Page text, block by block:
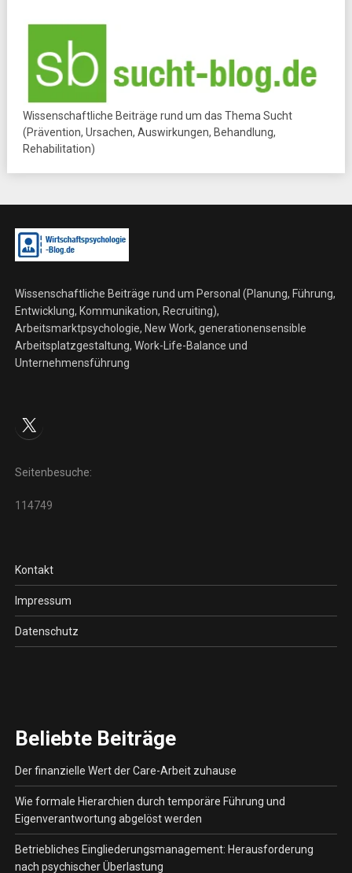
Wissenschaftliche Beiträge rund um das Thema Sucht
(Prävention, Ursachen, Auswirkungen, Behandlung,
Rehabilitation)
Wissenschaftliche Beiträge rund um Personal (Planung, Führung,
Entwicklung, Kommunikation, Recruiting),
Arbeitsmarktpsychologie, New Work, generationensensible
Arbeitsplatzgestaltung, Work-Life-Balance und
Unternehmensführung
X
Seitenbesuche:
114749
Kontakt
Impressum
Datenschutz
Beliebte Beiträge
Der finanzielle Wert der Care-Arbeit zuhause
Wie formale Hierarchien durch temporäre Führung und
Eigenverantwortung abgelöst werden
Betriebliches Eingliederungsmanagement: Herausforderung
nach psychischer Überlastung